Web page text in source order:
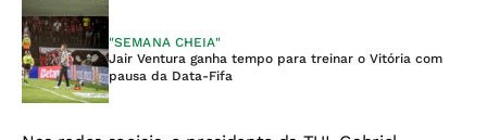
"SEMANA CHEIA"
Jair Ventura ganha tempo para treinar o Vitória com
pausa da Data-Fifa